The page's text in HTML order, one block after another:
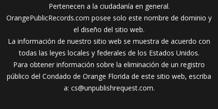
Pertenecen a la ciudadanía en general.
OrangePublicRecords.com posee solo este nombre de dominio y
el diseño del sitio web.
La información de nuestro sitio web se muestra de acuerdo con
todas las leyes locales y federales de los Estados Unidos.
Para obtener información sobre la eliminación de un registro
público del Condado de Orange Florida de este sitio web, escriba
a: cs@unpublishrequest.com.